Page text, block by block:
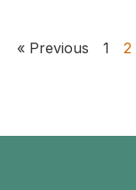
« Previous 1 2